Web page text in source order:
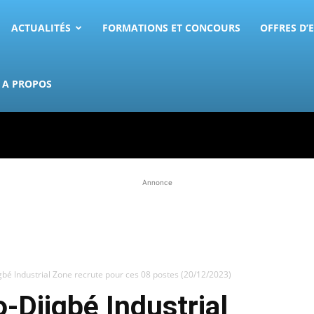
ACTUALITÉS FORMATIONS ET CONCOURS OFFRES
A PROPOS
Annonce
Industrial Zone recrute pour ces 08 postes (20/12/2023)
Djigbé Industrial